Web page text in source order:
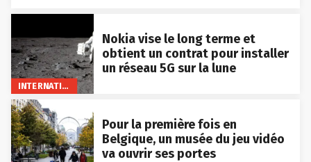
INTERNATIONAL
Nokia vise le long terme et
obtient un contrat pour installer
un réseau 5G sur la lune
Pour la première fois en
Belgique, un musée du jeu vidéo
va ouvrir ses portes